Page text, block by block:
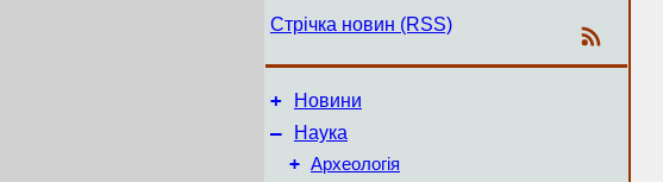
Стрічка новин (RSS)
+ Новини
–
Наука
+ Археологія